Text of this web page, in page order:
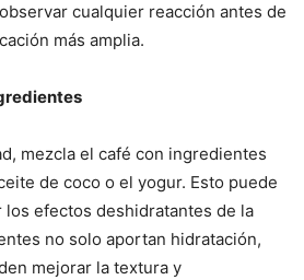
cualquier reacción antes de
más amplia.
mezcla el café con ingredientes
de coco o el yogur. Esto puede
los efectos deshidratantes de la
no solo aportan hidratación,
mejorar la textura y